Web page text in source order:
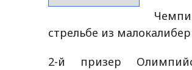
стрельбе из
2-й призер